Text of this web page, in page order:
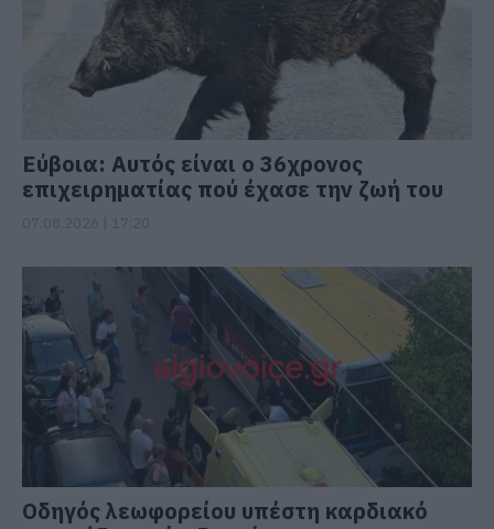
Εύβοια: Αυτός είναι ο 36χρονος
επιχειρηματίας πού έχασε την ζωή του
Οδηγός λεωφορείου υπέστη καρδιακό